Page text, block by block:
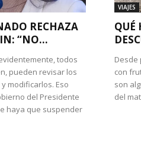
RECHAZA
“NO...
todos
pueden revisar los
modificarlos. Eso
del Presidente
haya que suspender
VIAJES
QUÉ
Desde
con
son
del